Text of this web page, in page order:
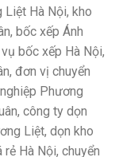
Liệt Hà Nội, kho
bốc xếp Ánh
bốc xếp Hà Nội,
đơn vị chuyển
Phương
công ty dọn
Liệt, dọn kho
rẻ Hà Nội, chuyển